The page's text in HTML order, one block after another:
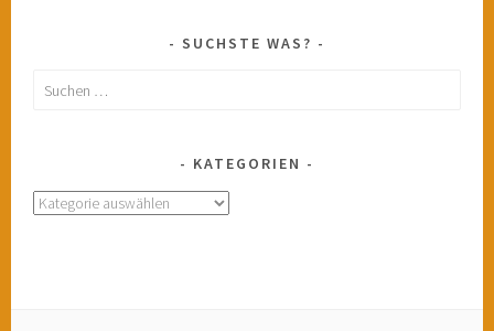
SUCHSTE WAS?
Suchen
KATEGORIEN
Kategorien